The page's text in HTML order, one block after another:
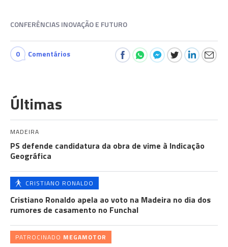
CONFERÊNCIAS INOVAÇÃO E FUTURO
0 Comentários
Últimas
MADEIRA
PS defende candidatura da obra de vime à Indicação
Geográfica
CRISTIANO RONALDO
Cristiano Ronaldo apela ao voto na Madeira no dia dos
rumores de casamento no Funchal
PATROCINADO MEGAMOTOR